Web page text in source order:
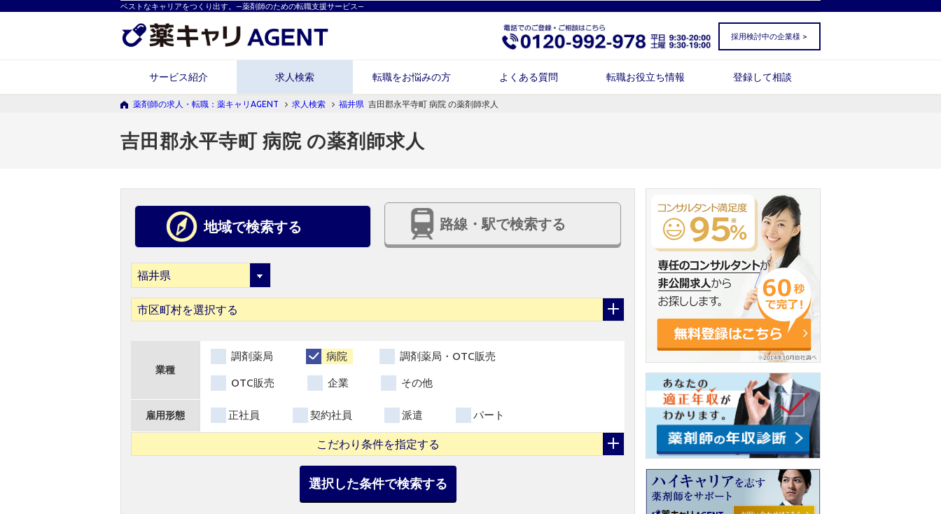
ベストなキャリアをつくり出す。―薬剤師のための転職支援サービス―
採用検討中の企業様 >
サービス紹介 求人検索 転職をお悩みの方 よくある質問 転職お役立ち情報 登録して相談
薬剤師の求人・転職：薬キャリAGENT 求人検索 福井県 吉田郡永平寺町 病院 の薬剤師求人
吉田郡永平寺町 病院 の薬剤師求人
地域で検索する 路線・駅で検索する
市区町村を選択する
業種
調剤薬局 病院 調剤薬局・OTC販売
OTC販売 企業 その他
雇用形態 正社員 契約社員 派遣 パート
こだわり条件を指定する
選択した条件で検索する